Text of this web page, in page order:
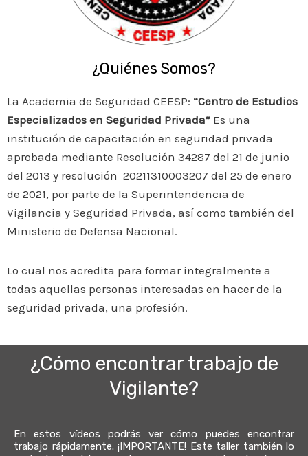
¿Quiénes Somos?
La Academia de Seguridad CEESP: “Centro de Estudios
Especializados en Seguridad Privada” Es una
institución de capacitación en seguridad privada
aprobada mediante Resolución 34287 del 21 de junio
del 2013 y resolución 20211310003207 del 25 de enero
de 2021, por parte de la Superintendencia de
Vigilancia y Seguridad Privada, así como también del
Ministerio de Defensa Nacional.
Lo cual nos acredita para formar integralmente a
todas aquellas personas interesadas en hacer de la
seguridad privada, una profesión.
¿Cómo encontrar trabajo de
Vigilante?
En estos vídeos podrás ver cómo puedes encontrar
trabajo rápidamente. ¡IMPORTANTE! Este taller también lo